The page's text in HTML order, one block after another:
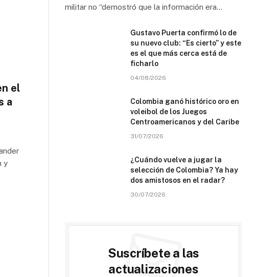
el
a
y
militar no “demostró que la información era…
Gustavo Puerta confirmó lo de
su nuevo club: “Es cierto” y este
es el que más cerca está de
ficharlo
04/08/2026
Colombia ganó histórico oro en
voleibol de los Juegos
Centroamericanos y del Caribe
31/07/2026
¿Cuándo vuelve a jugar la
selección de Colombia? Ya hay
dos amistosos en el radar?
30/07/2026
Suscríbete a las
actualizaciones